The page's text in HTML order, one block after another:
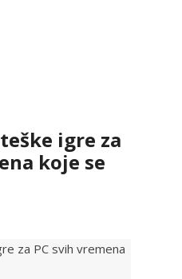
igre za
koje se